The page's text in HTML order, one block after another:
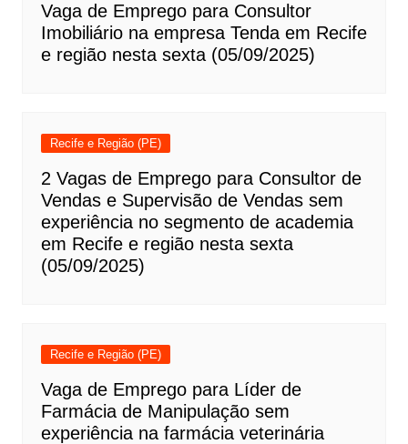
Vaga de Emprego para Consultor
Imobiliário na empresa Tenda em Recife
e região nesta sexta (05/09/2025)
Recife e Região (PE)
2 Vagas de Emprego para Consultor de
Vendas e Supervisão de Vendas sem
experiência no segmento de academia
em Recife e região nesta sexta
(05/09/2025)
Recife e Região (PE)
Vaga de Emprego para Líder de
Farmácia de Manipulação sem
experiência na farmácia veterinária